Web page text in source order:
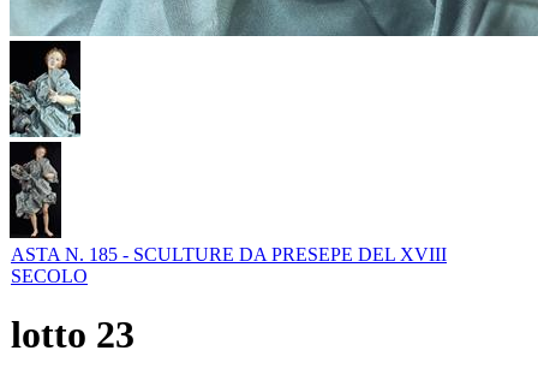
ASTA N. 185 - SCULTURE DA PRESEPE DEL XVIII
SECOLO
lotto 23